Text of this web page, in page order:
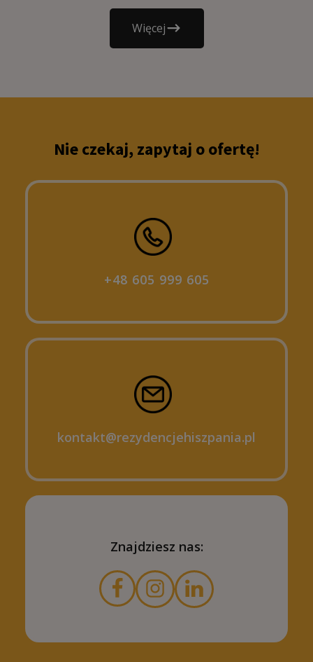
Więcej
Nie czekaj, zapytaj o ofertę!
+48 605 999 605
kontakt@rezydencjehiszpania.pl
Znajdziesz nas: